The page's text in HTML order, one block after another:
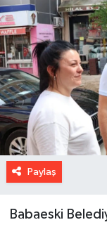
Paylaş
Babaeski